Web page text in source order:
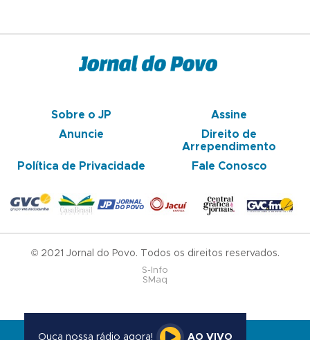
Sobre o JP
Assine
Anuncie
Direito de
Arrependimento
Política de Privacidade
Fale Conosco
© 2021 Jornal do Povo. Todos os direitos reservados.
S-Info
SMaq
Ouça nossa rádio agora! AO VIVO